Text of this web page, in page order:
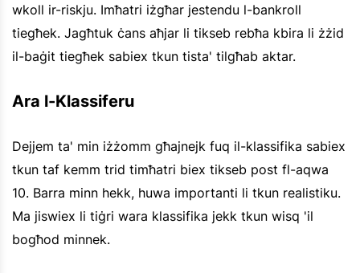
wkoll ir-riskju. Imħatri iżgħar jestendu l-bankroll
tiegħek. Jagħtuk ċans aħjar li tikseb rebħa kbira li żżid
il-baġit tiegħek sabiex tkun tista' tilgħab aktar.
Ara l-Klassiferu
Dejjem ta' min iżżomm għajnejk fuq il-klassifika sabiex
tkun taf kemm trid timħatri biex tikseb post fl-aqwa
10. Barra minn hekk, huwa importanti li tkun realistiku.
Ma jiswiex li tiġri wara klassifika jekk tkun wisq 'il
bogħod minnek.